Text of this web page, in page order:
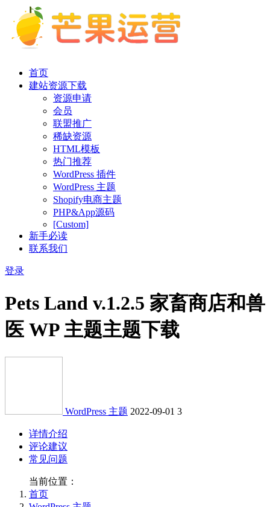
首页
建站资源下载
资源申请
会员
联盟推广
稀缺资源
HTML模板
热门推荐
WordPress 插件
WordPress 主题
Shopify电商主题
PHP&App源码
[Custom]
新手必读
联系我们
登录
Pets Land v.1.2.5 家畜商店和兽
医 WP 主题主题下载
WordPress 主题 2022-09-01 3
详情介绍
评论建议
常见问题
当前位置：
首页